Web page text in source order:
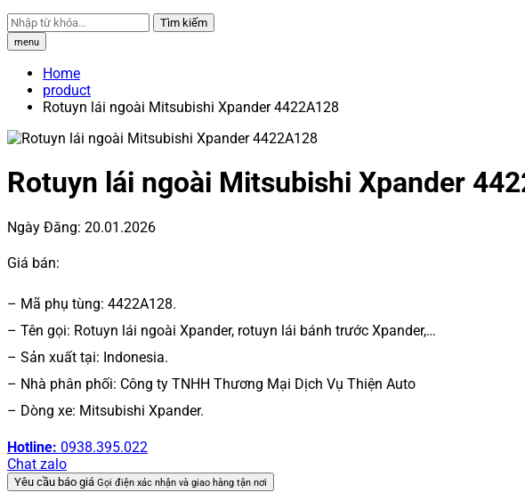
Tìm kiếm
menu
Home
product
Rotuyn lái ngoài Mitsubishi Xpander 4422A128
Rotuyn lái ngoài Mitsubishi Xpander
Ngày Đăng: 20.01.2026
Giá bán:
– Mã phụ tùng: 4422A128.
– Tên gọi: Rotuyn lái ngoài Xpander, rotuyn lái bánh trước Xpander,…
– Sản xuất tại: Indonesia.
– Nhà phân phối: Công ty TNHH Thương Mại Dịch Vụ Thiện Auto
– Dòng xe: Mitsubishi Xpander.
Hotline: 0938.395.022
Chat zalo
Yêu cầu báo giá Gọi điện xác nhận và giao hàng tận nơi